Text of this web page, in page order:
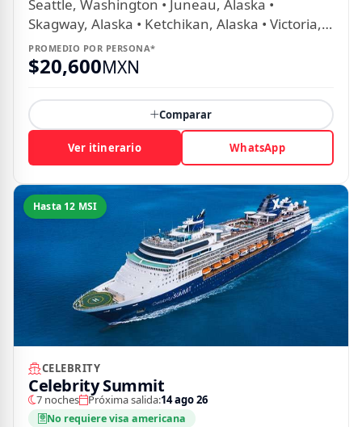
Seattle, Washington • Juneau, Alaska •
Skagway, Alaska • Ketchikan, Alaska • Victoria,
Canadá
PROMEDIO POR PERSONA*
$20,600MXN
Comparar
Ver itinerario WhatsApp
Hasta 12 MSI
CELEBRITY
Celebrity Summit
7 noches Próxima salida:14 ago 26
No requiere visa americana